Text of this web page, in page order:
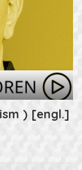
) [engl.]